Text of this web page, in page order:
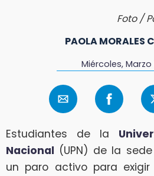
Foto /
PAOLA MORALES
Miércoles, Marzo
Estudiantes de la
Nacional (UPN) de la
un paro activo para